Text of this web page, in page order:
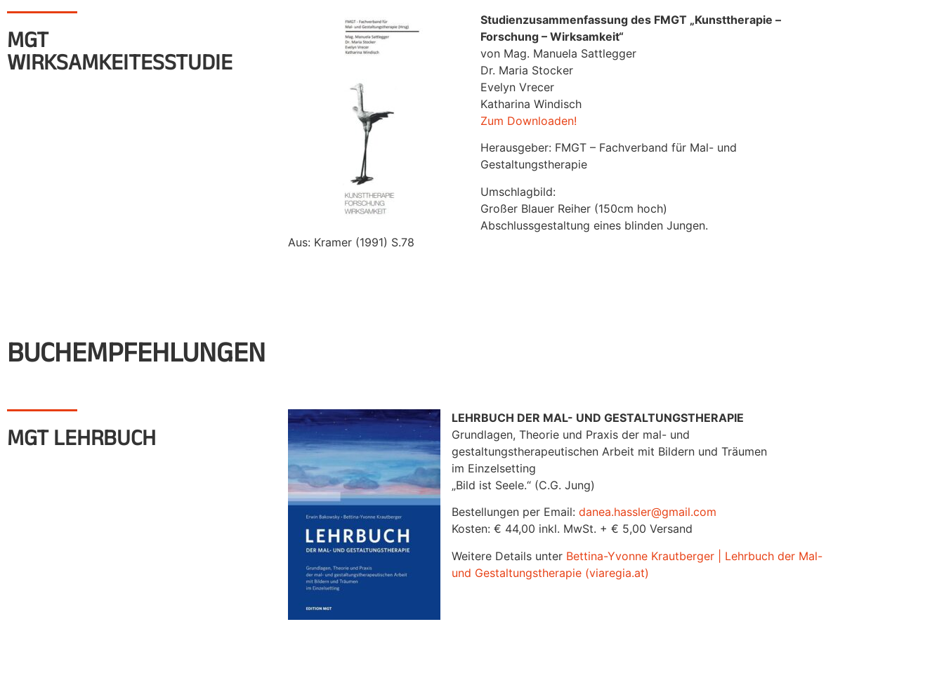
MGT
WIRKSAMKEITESSTUDIE
Studienzusammenfassung des FMGT „Kunsttherapie –
Forschung – Wirksamkeit“
von Mag. Manuela Sattlegger
Dr. Maria Stocker
Evelyn Vrecer
Katharina Windisch
Zum Downloaden!
Herausgeber: FMGT – Fachverband für Mal- und
Gestaltungstherapie
Umschlagbild:
Großer Blauer Reiher (150cm hoch)
Abschlussgestaltung eines blinden Jungen.
Aus: Kramer (1991) S.78
BUCHEMPFEHLUNGEN
MGT LEHRBUCH
LEHRBUCH DER MAL- UND GESTALTUNGSTHERAPIE
Grundlagen, Theorie und Praxis der mal- und
gestaltungstherapeutischen Arbeit mit Bildern und Träumen
im Einzelsetting
„Bild ist Seele.“ (C.G. Jung)
Bestellungen per Email: danea.hassler@gmail.com
Kosten: € 44,00 inkl. MwSt. + € 5,00 Versand
Weitere Details unter Bettina-Yvonne Krautberger | Lehrbuch der Mal-
und Gestaltungstherapie (viaregia.at)